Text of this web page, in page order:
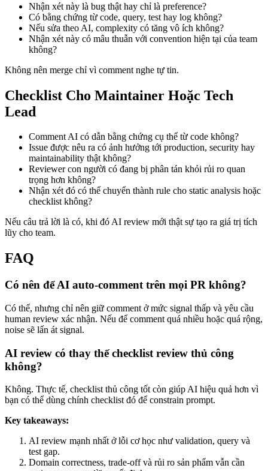
Nhận xét này là bug thật hay chỉ là preference?
Có bằng chứng từ code, query, test hay log không?
Nếu sửa theo AI, complexity có tăng vô ích không?
Nhận xét này có mâu thuẫn với convention hiện tại của team
không?
Không nên merge chỉ vì comment nghe tự tin.
Checklist Cho Maintainer Hoặc Tech
Lead
Comment AI có dẫn bằng chứng cụ thể từ code không?
Issue được nêu ra có ảnh hưởng tới production, security hay
maintainability thật không?
Reviewer con người có đang bị phân tán khỏi rủi ro quan
trọng hơn không?
Nhận xét đó có thể chuyển thành rule cho static analysis hoặc
checklist không?
Nếu câu trả lời là có, khi đó AI review mới thật sự tạo ra giá trị tích
lũy cho team.
FAQ
Có nên để AI auto-comment trên mọi PR không?
Có thể, nhưng chỉ nên giữ comment ở mức signal thấp và yêu cầu
human review xác nhận. Nếu để comment quá nhiều hoặc quá rộng,
noise sẽ lấn át signal.
AI review có thay thế checklist review thủ công
không?
Không. Thực tế, checklist thủ công tốt còn giúp AI hiệu quả hơn vì
bạn có thể dùng chính checklist đó để constrain prompt.
Key takeaways:
AI review mạnh nhất ở lỗi cơ học như validation, query và
test gap.
Domain correctness, trade-off và rủi ro sản phẩm vẫn cần